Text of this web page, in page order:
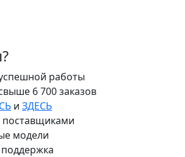
работы
6 700 заказов
и ЗДЕСЬ
поставщиками
модели